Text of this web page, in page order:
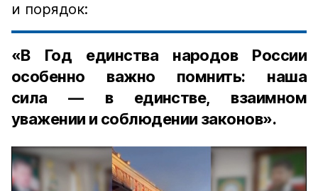
и порядок:
«В Год единства народов России
особенно важно помнить: наша
сила — в единстве, взаимном
уважении и соблюдении законов».